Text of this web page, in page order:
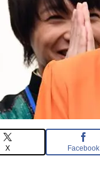
X Facebook